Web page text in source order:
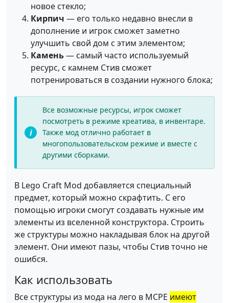
новое стекло;
Кирпич — его только недавно внесли в
дополнение и игрок сможет заметно
улучшить свой дом с этим элементом;
Камень— самый часто используемый
ресурс, с камнем Стив сможет
потренироваться в создании нужного блока;
Все возможные ресурсы, игрок сможет
посмотреть в режиме креатива, в инвентаре.
Также мод отлично работает в
многопользовательском режиме и вместе с
другими сборками.
В Lego Craft Mod добавляется специальный
предмет, который можно скрафтить. С его
помощью игроки смогут создавать нужные им
элементы из вселенной конструктора. Строить
же структуры можно накладывая блок на другой
элемент. Они имеют пазы, чтобы Стив точно не
ошибся.
Как использовать
Все структуры из мода на лего в MCPE имеют